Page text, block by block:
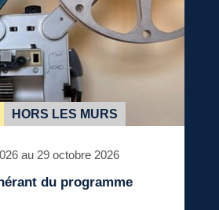
HORS LES MURS
au 29 octobre 2026
du programme